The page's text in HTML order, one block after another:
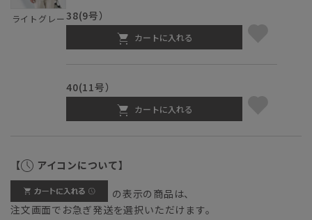
ライトグレー38(9号）
カートに入れる
40(11号）
カートに入れる
【 アイコンについて】
の表示の商品は、
注文画面でお急ぎ発送を選択いただけます。